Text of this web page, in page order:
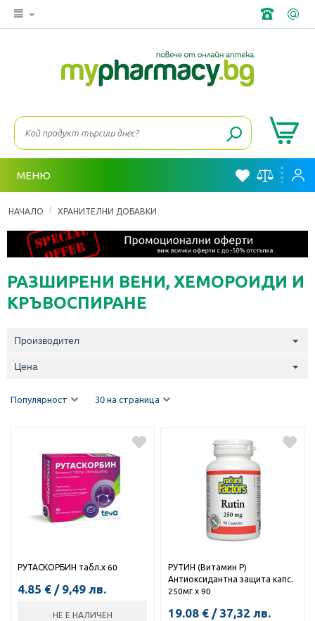
МЕНЮ
НАЧАЛО / ХРАНИТЕЛНИ ДОБАВКИ
РАЗШИРЕНИ ВЕНИ, ХЕМОРОИДИ И
КРЪВОСПИРАНЕ
Производител
Цена
Популярност 30 на страница
РУТАСКОРБИН табл.х 60
4.85 € / 9,49 лв.
НЕ Е НАЛИЧЕН
РУТИН (Витамин Р)
Антиоксидантна защита капс.
250мг х 90
19.08 € / 37,32 лв.